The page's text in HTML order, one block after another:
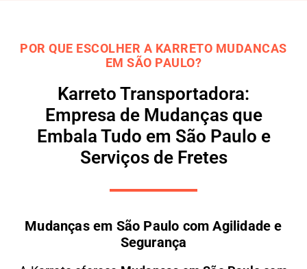
POR QUE ESCOLHER A KARRETO MUDANCAS
EM SÃO PAULO?
Karreto Transportadora:
Empresa de Mudanças que
Embala Tudo em São Paulo e
Serviços de Fretes
Mudanças em São Paulo com Agilidade e
Segurança